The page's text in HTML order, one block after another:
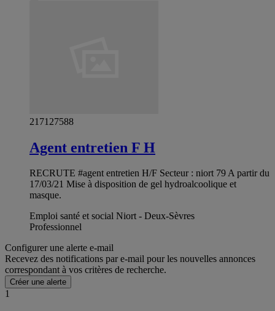
217127588
Agent entretien F H
RECRUTE #agent entretien H/F Secteur : niort 79 A partir du
17/03/21 Mise à disposition de gel hydroalcoolique et
masque.
Emploi santé et social Niort - Deux-Sèvres
Professionnel
Configurer une alerte e-mail
Recevez des notifications par e-mail pour les nouvelles annonces
correspondant à vos critères de recherche.
Créer une alerte
1